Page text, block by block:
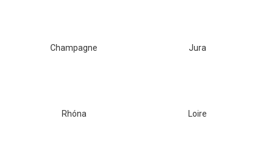
Champagne Jura
Rhóna Loire